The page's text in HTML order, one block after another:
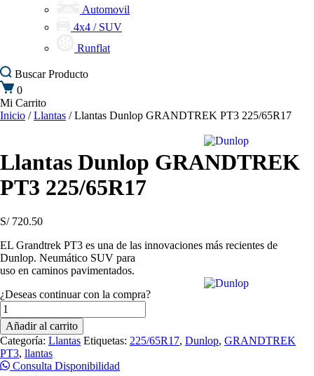
Automovil
4x4 / SUV
Runflat
BuscarProducto
0
Mi Carrito
Inicio /Llantas / Llantas Dunlop GRANDTREK PT3 225/65R17
Llantas Dunlop GRANDTREK
PT3 225/65R17
S/720.50
EL Grandtrek PT3 es una de las innovaciones más recientes de
Dunlop. Neumático SUV para
uso en caminos pavimentados.
¿Deseas continuar con la compra?
Llantas
Dunlop
GRANDTREK
PT3
225/65R17
cantidad
Añadir al carrito
Categoría: Llantas Etiquetas: 225/65R17, Dunlop, GRANDTREK
PT3, llantas
Consulta Disponibilidad